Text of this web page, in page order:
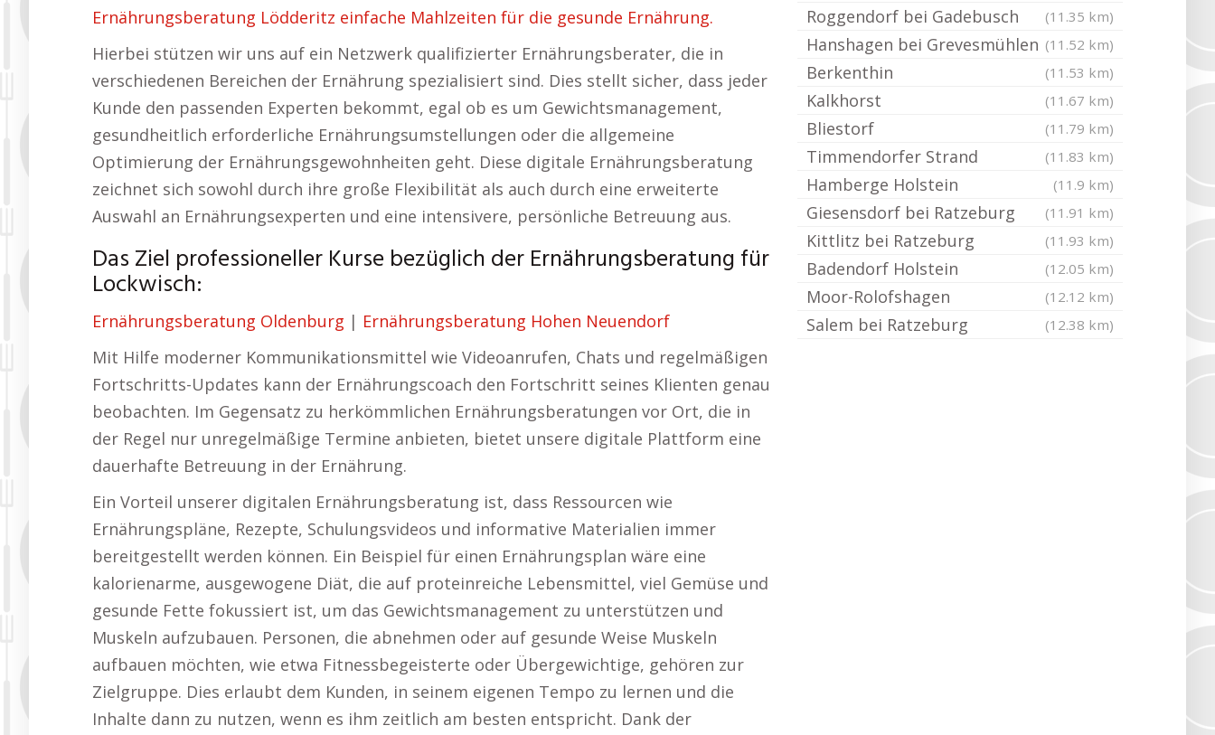
Ernährungsberatung Lödderitz einfache Mahlzeiten für die gesunde Ernährung.
Hierbei stützen wir uns auf ein Netzwerk qualifizierter Ernährungsberater, die in
verschiedenen Bereichen der Ernährung spezialisiert sind. Dies stellt sicher, dass jeder
Kunde den passenden Experten bekommt, egal ob es um Gewichtsmanagement,
gesundheitlich erforderliche Ernährungsumstellungen oder die allgemeine
Optimierung der Ernährungsgewohnheiten geht. Diese digitale Ernährungsberatung
zeichnet sich sowohl durch ihre große Flexibilität als auch durch eine erweiterte
Auswahl an Ernährungsexperten und eine intensivere, persönliche Betreuung aus.
Das Ziel professioneller Kurse bezüglich der Ernährungsberatung für
Lockwisch:
Ernährungsberatung Oldenburg | Ernährungsberatung Hohen Neuendorf
Mit Hilfe moderner Kommunikationsmittel wie Videoanrufen, Chats und regelmäßigen
Fortschritts-Updates kann der Ernährungscoach den Fortschritt seines Klienten genau
beobachten. Im Gegensatz zu herkömmlichen Ernährungsberatungen vor Ort, die in
der Regel nur unregelmäßige Termine anbieten, bietet unsere digitale Plattform eine
dauerhafte Betreuung in der Ernährung.
Ein Vorteil unserer digitalen Ernährungsberatung ist, dass Ressourcen wie
Ernährungspläne, Rezepte, Schulungsvideos und informative Materialien immer
bereitgestellt werden können. Ein Beispiel für einen Ernährungsplan wäre eine
kalorienarme, ausgewogene Diät, die auf proteinreiche Lebensmittel, viel Gemüse und
gesunde Fette fokussiert ist, um das Gewichtsmanagement zu unterstützen und
Muskeln aufzubauen. Personen, die abnehmen oder auf gesunde Weise Muskeln
aufbauen möchten, wie etwa Fitnessbegeisterte oder Übergewichtige, gehören zur
Zielgruppe. Dies erlaubt dem Kunden, in seinem eigenen Tempo zu lernen und die
Inhalte dann zu nutzen, wenn es ihm zeitlich am besten entspricht. Dank der
Roggendorf bei Gadebusch (11.35 km)
Hanshagen bei Grevesmühlen (11.52 km)
Berkenthin (11.53 km)
Kalkhorst (11.67 km)
Bliestorf (11.79 km)
Timmendorfer Strand (11.83 km)
Hamberge Holstein (11.9 km)
Giesensdorf bei Ratzeburg (11.91 km)
Kittlitz bei Ratzeburg (11.93 km)
Badendorf Holstein (12.05 km)
Moor-Rolofshagen (12.12 km)
Salem bei Ratzeburg (12.38 km)